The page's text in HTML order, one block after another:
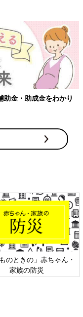
金・助成金をわかり
のときの」赤ちゃん・
家族の防災